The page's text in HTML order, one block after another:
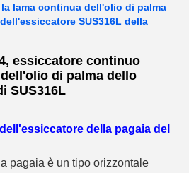
lama continua dell'olio di palma
SUS316L della
essiccatore continuo
di palma dello
SUS316L
della pagaia del
pagaia è un tipo orizzontale